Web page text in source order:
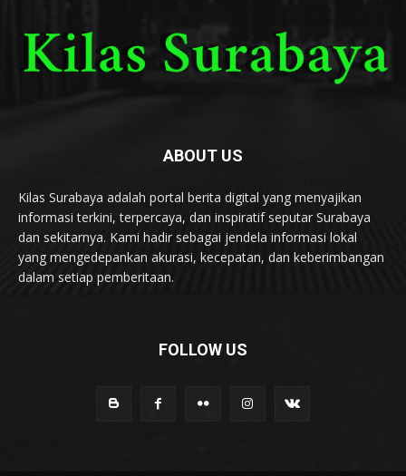
ABOUT US
Kilas Surabaya adalah portal berita digital yang menyajikan
informasi terkini, terpercaya, dan inspiratif seputar Surabaya
dan sekitarnya. Kami hadir sebagai jendela informasi lokal
yang mengedepankan akurasi, kecepatan, dan keberimbangan
dalam setiap pemberitaan.
FOLLOW US